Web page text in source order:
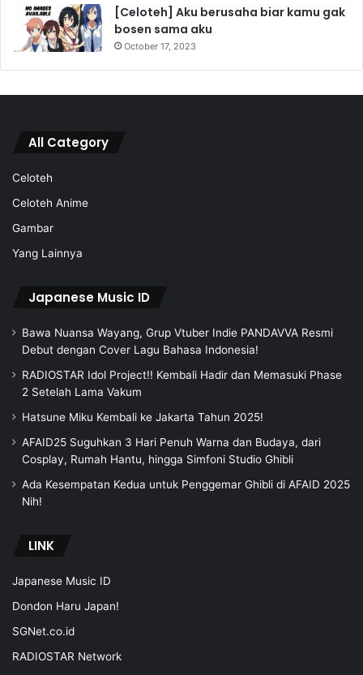
[Celoteh] Aku berusaha biar kamu gak
bosen sama aku
October 17, 2023
All Category
Celoteh
Celoteh Anime
Gambar
Yang Lainnya
Japanese Music ID
Bawa Nuansa Wayang, Grup Vtuber Indie PANDAVVA Resmi
Debut dengan Cover Lagu Bahasa Indonesia!
RADIOSTAR Idol Project!! Kembali Hadir dan Memasuki Phase
2 Setelah Lama Vakum
Hatsune Miku Kembali ke Jakarta Tahun 2025!
AFAID25 Suguhkan 3 Hari Penuh Warna dan Budaya, dari
Cosplay, Rumah Hantu, hingga Simfoni Studio Ghibli
Ada Kesempatan Kedua untuk Penggemar Ghibli di AFAID 2025
Nih!
LINK
Japanese Music ID
Dondon Haru Japan!
SGNet.co.id
RADIOSTAR Network